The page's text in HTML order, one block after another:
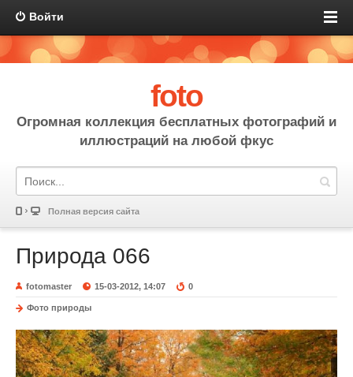
Войти
foto
Огромная коллекция бесплатных фотографий и
иллюстраций на любой фкус
Полная версия сайта
Природа 066
fotomaster 15-03-2012, 14:07 0
Фото природы